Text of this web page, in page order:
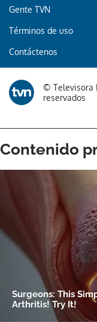
Gente TVN
Términos de uso
Contáctenos
© Televisora
reservados